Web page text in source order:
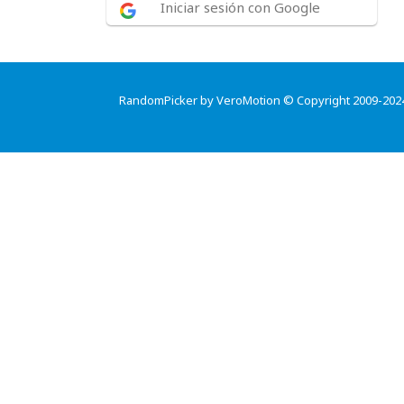
Iniciar sesión con Google
RandomPicker by VeroMotion © Copyright 2009-